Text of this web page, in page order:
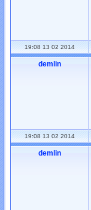
19:08 13 02 2014
demlin
19:08 13 02 2014
demlin